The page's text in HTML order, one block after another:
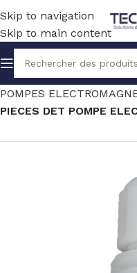
Skip to navigation
Skip to main content
Accueil TRAITEMENT
POMPES
PIECES DET POMPE